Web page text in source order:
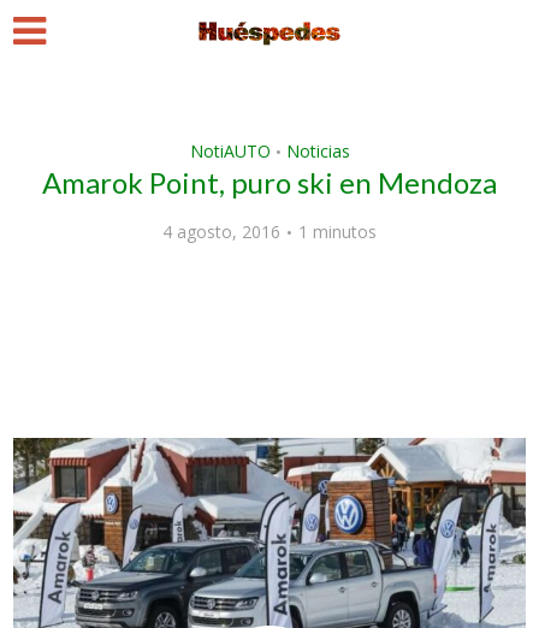
NotiAUTO • Noticias
Amarok Point, puro ski en Mendoza
4 agosto, 2016 1 minutos